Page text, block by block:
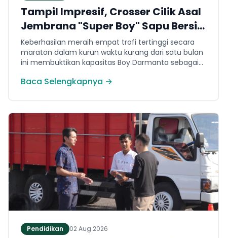
Tampil Impresif, Crosser Cilik Asal
Jembrana "Super Boy" Sapu Bersih
4 Gelar Juara Motocross 50cc di
Jawa
Keberhasilan meraih empat trofi tertinggi secara
maraton dalam kurun waktu kurang dari satu bulan
ini membuktikan kapasitas Boy Darmanta sebagai
dimiliki Jembrana di kancah motocross nasional
Baca Selengkapnya →
Pendidikan 02 Aug 2026